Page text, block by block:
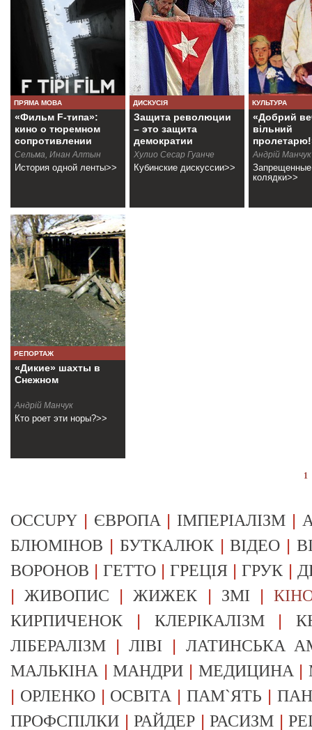
ПРЯМА МОВА
«Фильм F-типа»:
кино о тюремном
сопротивлении
Сельма, Инан Алтын
История одной ленты>>
ДИСКУСІЯ
Защита революции
– это защита
демократии
Хулио Сесар Гуанче
Кубинские дискуссии>>
КУЛЬТУРА
«Добрий
вільний
Андрiй Манчук
Запрещенные
колядки>>
РЕПОРТАЖ
«Дикие» шахты в
Снежном
Андрій Манчук
Кто роет эти норы?>>
1
OCCUPY | ЄВРОПА | ІМПЕРІАЛІЗМ |
БЛЮМІНОВ | БУТКАЛЮК|ВІДЕО |
ВОРОНОВ |ГЕТТО |ГРЕЦІЯ |ГРУК |
|ЖИВОПИС |ЖИЖЕК | ЗМІ |
КИРПИЧЕНОК | КЛЕРІКАЛІЗМ|
ЛІБЕРАЛІЗМ |ЛІВІ | ЛАТИНСЬКА
МАЛЬКІНА |МАНДРИ | МЕДИЦИНА |
| ОРЛЕНКО| ОСВІТА |ПАМ`ЯТЬ |
ПРОФСПІЛКИ |РАЙДЕР |РАСИЗМ |